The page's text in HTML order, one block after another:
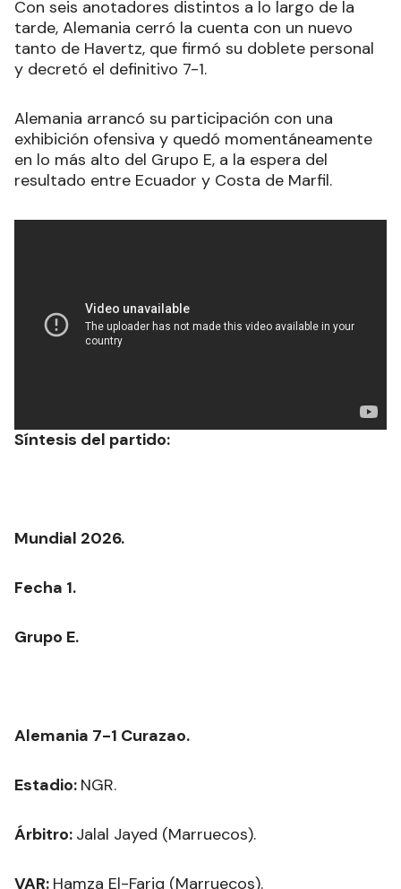
Con seis anotadores distintos a lo largo de la
tarde, Alemania cerró la cuenta con un nuevo
tanto de Havertz, que firmó su doblete personal
y decretó el definitivo 7-1.
Alemania arrancó su participación con una
exhibición ofensiva y quedó momentáneamente
en lo más alto del Grupo E, a la espera del
resultado entre Ecuador y Costa de Marfil.
Síntesis del partido:
Mundial 2026.
Fecha 1.
Grupo E.
Alemania 7-1 Curazao.
Estadio: NGR.
Árbitro: Jalal Jayed (Marruecos).
VAR: Hamza El-Fariq (Marruecos).